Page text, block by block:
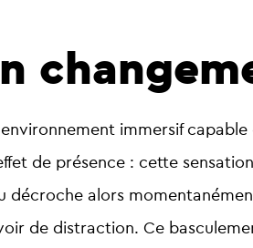
immersif capable
de présence : cette
décroche alors
de distraction. Ce